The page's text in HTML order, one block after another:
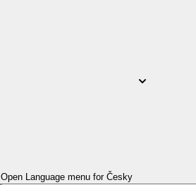
Open Language menu for Česky